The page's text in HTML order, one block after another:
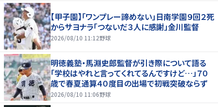
【甲子園】「ワンプレー諦めない」日南学園９回２死
からサヨナラ「つないだ３人に感謝」金川監督
2026/08/10 11:12野球
明徳義塾・馬淵史郎監督が引き際について語る
「学校はやれと言ってくれてるんですけど…」７０
歳で春夏通算４０度目の出場で初戦突破ならず
2026/08/10 11:06野球